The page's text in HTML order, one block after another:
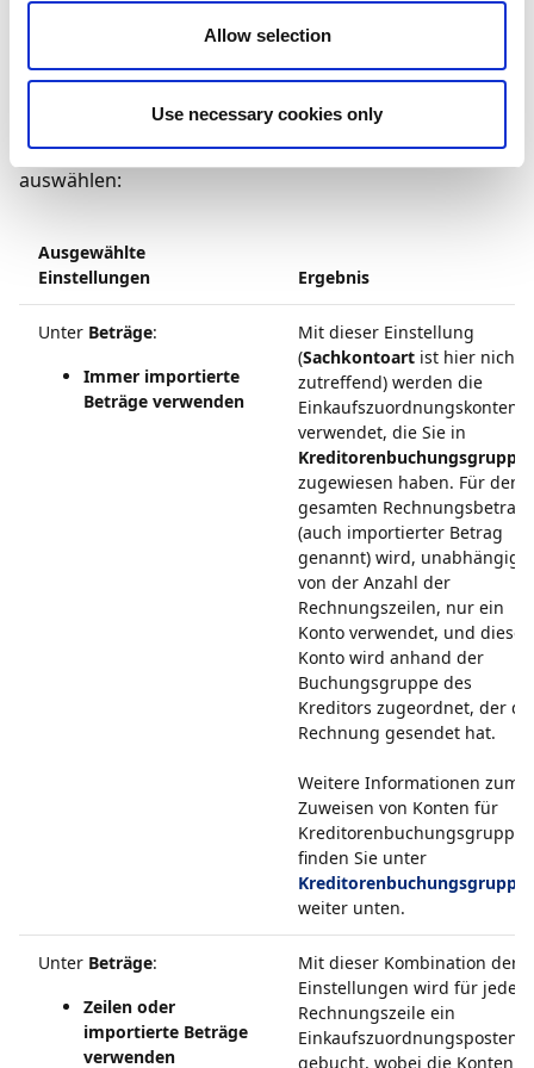
Allow selection
Use necessary cookies only
derBuchungsmatrix Einrichtung, die Sie
möglicherweise auch einrichten müssen.
Welches der Einkaufszuordnungskonten verwendet
wird, hängt davon ab, was Sie unterBeträge
Sachkontoartin derDocument Capture Einrichtung
auswählen:
Ausgewählte
Einstellungen
Ergebnis
Unter Beträge:
Immer importierte
Beträge verwenden
Mit dieser Einstellung
(Sachkontoart ist hier nicht
zutreffend) werden die
Einkaufszuordnungskonten
verwendet, die Sie in
zugewiesen haben. Für den
gesamten Rechnungsbetrag
(auch importierter Betrag
genannt) wird, unabhängig
von der Anzahl der
Rechnungszeilen, nur ein
Konto verwendet, und dieses
Konto wird anhand der
Buchungsgruppe des
Kreditors zugeordnet, der
Rechnung gesendet hat.
Weitere Informationen zum
Zuweisen von Konten für
Kreditorenbuchungsgruppen
finden Sie unter
weiter unten.
Unter Beträge:
Zeilen oder
importierte Beträge
verwenden
Mit dieser Kombination der
Einstellungen wird für jede
Rechnungszeile ein
Einkaufszuordnungsposten
gebucht, wobei die Konten